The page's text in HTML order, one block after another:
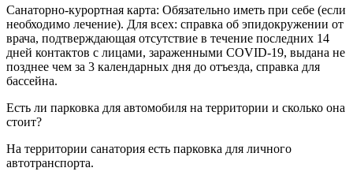
Санаторно-курортная карта: Обязательно иметь при себе (если
необходимо лечение). Для всех: справка об эпидокружении от
врача, подтверждающая отсутствие в течение последних 14
дней контактов с лицами, зараженными COVID-19, выдана не
позднее чем за 3 календарных дня до отъезда, справка для
бассейна.
Есть ли парковка для автомобиля на территории и сколько она
стоит?
На территории санатория есть парковка для личного
автотранспорта.